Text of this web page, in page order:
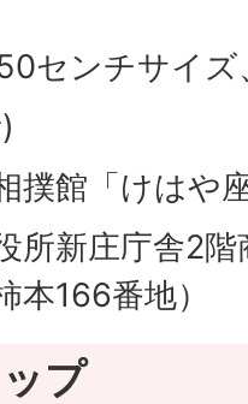
センチサイ
撲館「けはや
所新庄庁舎2
本166番地）
プ